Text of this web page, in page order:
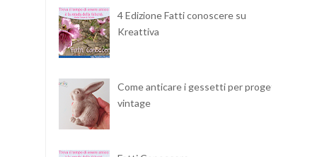
4 Edizione Fatti conoscere su
Kreattiva
Come anticare i gessetti per progetti
vintage